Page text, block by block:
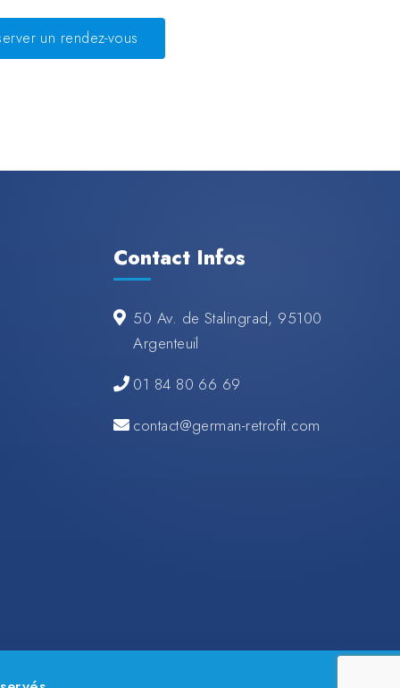
un rendez-vous
Contact Infos
50 Av. de Stalingrad, 95100
Argenteuil
01 84 80 66 69
contact@german-retrofit.com